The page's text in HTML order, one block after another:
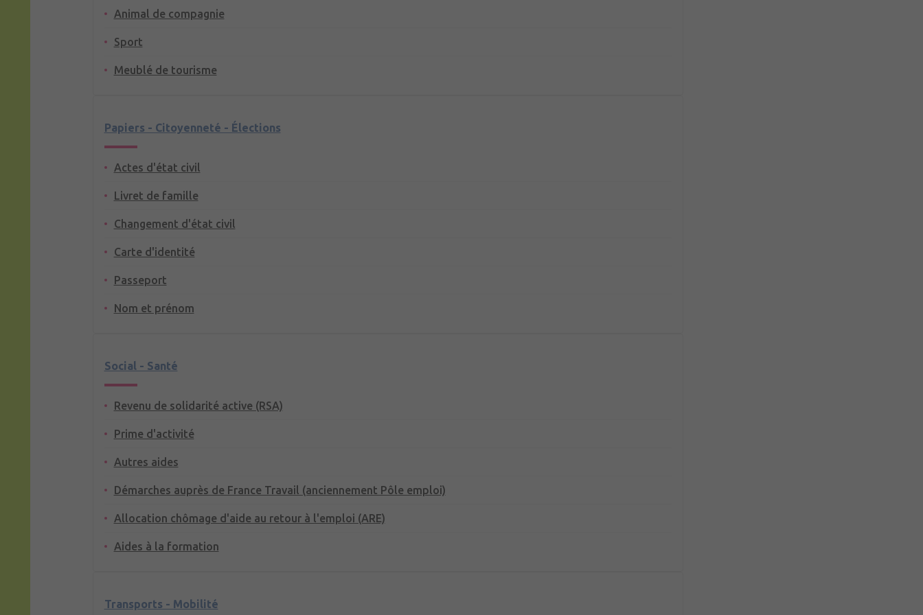
Animal de compagnie
Sport
Meublé de tourisme
Papiers - Citoyenneté - Élections
Actes d'état civil
Livret de famille
Changement d'état civil
Carte d'identité
Passeport
Nom et prénom
Social - Santé
Revenu de solidarité active (RSA)
Prime d'activité
Autres aides
Démarches auprès de France Travail (anciennement Pôle emploi)
Allocation chômage d'aide au retour à l'emploi (ARE)
Aides à la formation
Transports - Mobilité